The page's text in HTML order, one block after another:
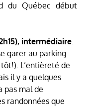
du Québec début
intermédiaire.
garer au parking
L’entièreté de
il y a quelques
pas mal de
randonnées que